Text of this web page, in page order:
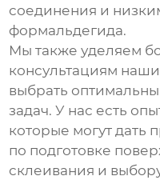
соединения и
формальдегида.
Мы также уделяем
консультациям
выбрать
задач. У нас есть
которые могут дать
по подготовке
склеивания и